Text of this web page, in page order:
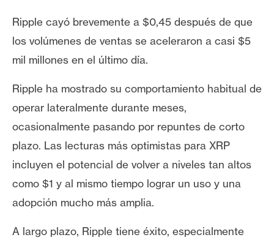
r
e
s
a
T
e
a
s
R
Ripple cayó brevemente a $0,45 después de que
los volúmenes de ventas se aceleraron a casi $5
mil millones en el último día.
Ripple ha mostrado su comportamiento habitual de
operar lateralmente durante meses,
ocasionalmente pasando por repuntes de corto
plazo. Las lecturas más optimistas para XRP
incluyen el potencial de volver a niveles tan altos
como $1 y al mismo tiempo lograr un uso y una
adopción mucho más amplia.
A largo plazo, Ripple tiene éxito, especialmente